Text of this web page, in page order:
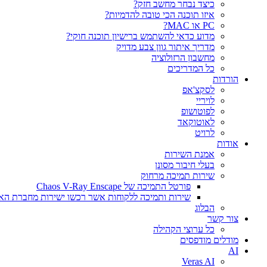
כיצד נבחר מחשב חזק?
איזו תוכנה הכי טובה להדמיות?‎‎
PC או MAC?
מדוע כדאי להשתמש ברישיון תוכנה חוקי?
מדריך איתור גוון צבע מדויק
מחשבון הרזולוציה
כל המדריכים
הורדות
לסקצ'אפ
לויריי
לפוטושופ
לאוטוקאד
לרויט
אודות
אמנת השירות
בעלי חיבור מסונן
שירות תמיכה מרחוק
פורטל התמיכה של Chaos V-Ray Enscape
שירות ותמיכה ללקוחות אשר רכשו ישירות מחברת
הבלוג
צור קשר
כל ערוצי הקהילה
מודלים מודפסים
AI
Veras AI